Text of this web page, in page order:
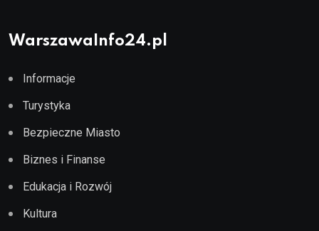
WarszawaInfo24.pl
Informacje
Turystyka
Bezpieczne Miasto
Biznes i Finanse
Edukacja i Rozwój
Kultura